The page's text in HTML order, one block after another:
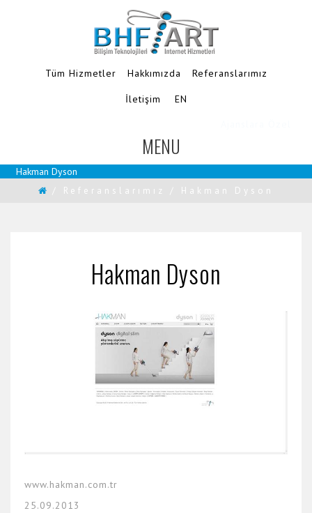
Tüm Hizmetler Hakkımızda Referanslarımız
İletişim
EN
MENU
TOGGLE
NAVIGATION
Hakman Dyson
/ Referanslarımız / Hakman Dyson
Hakman Dyson
www.hakman.com.tr
25.09.2013